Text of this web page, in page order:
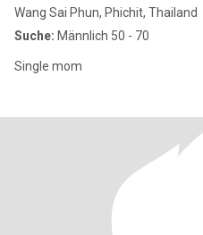
Wang Sai Phun, Phichit, Thailand
Suche: Männlich 50 - 70
Single mom